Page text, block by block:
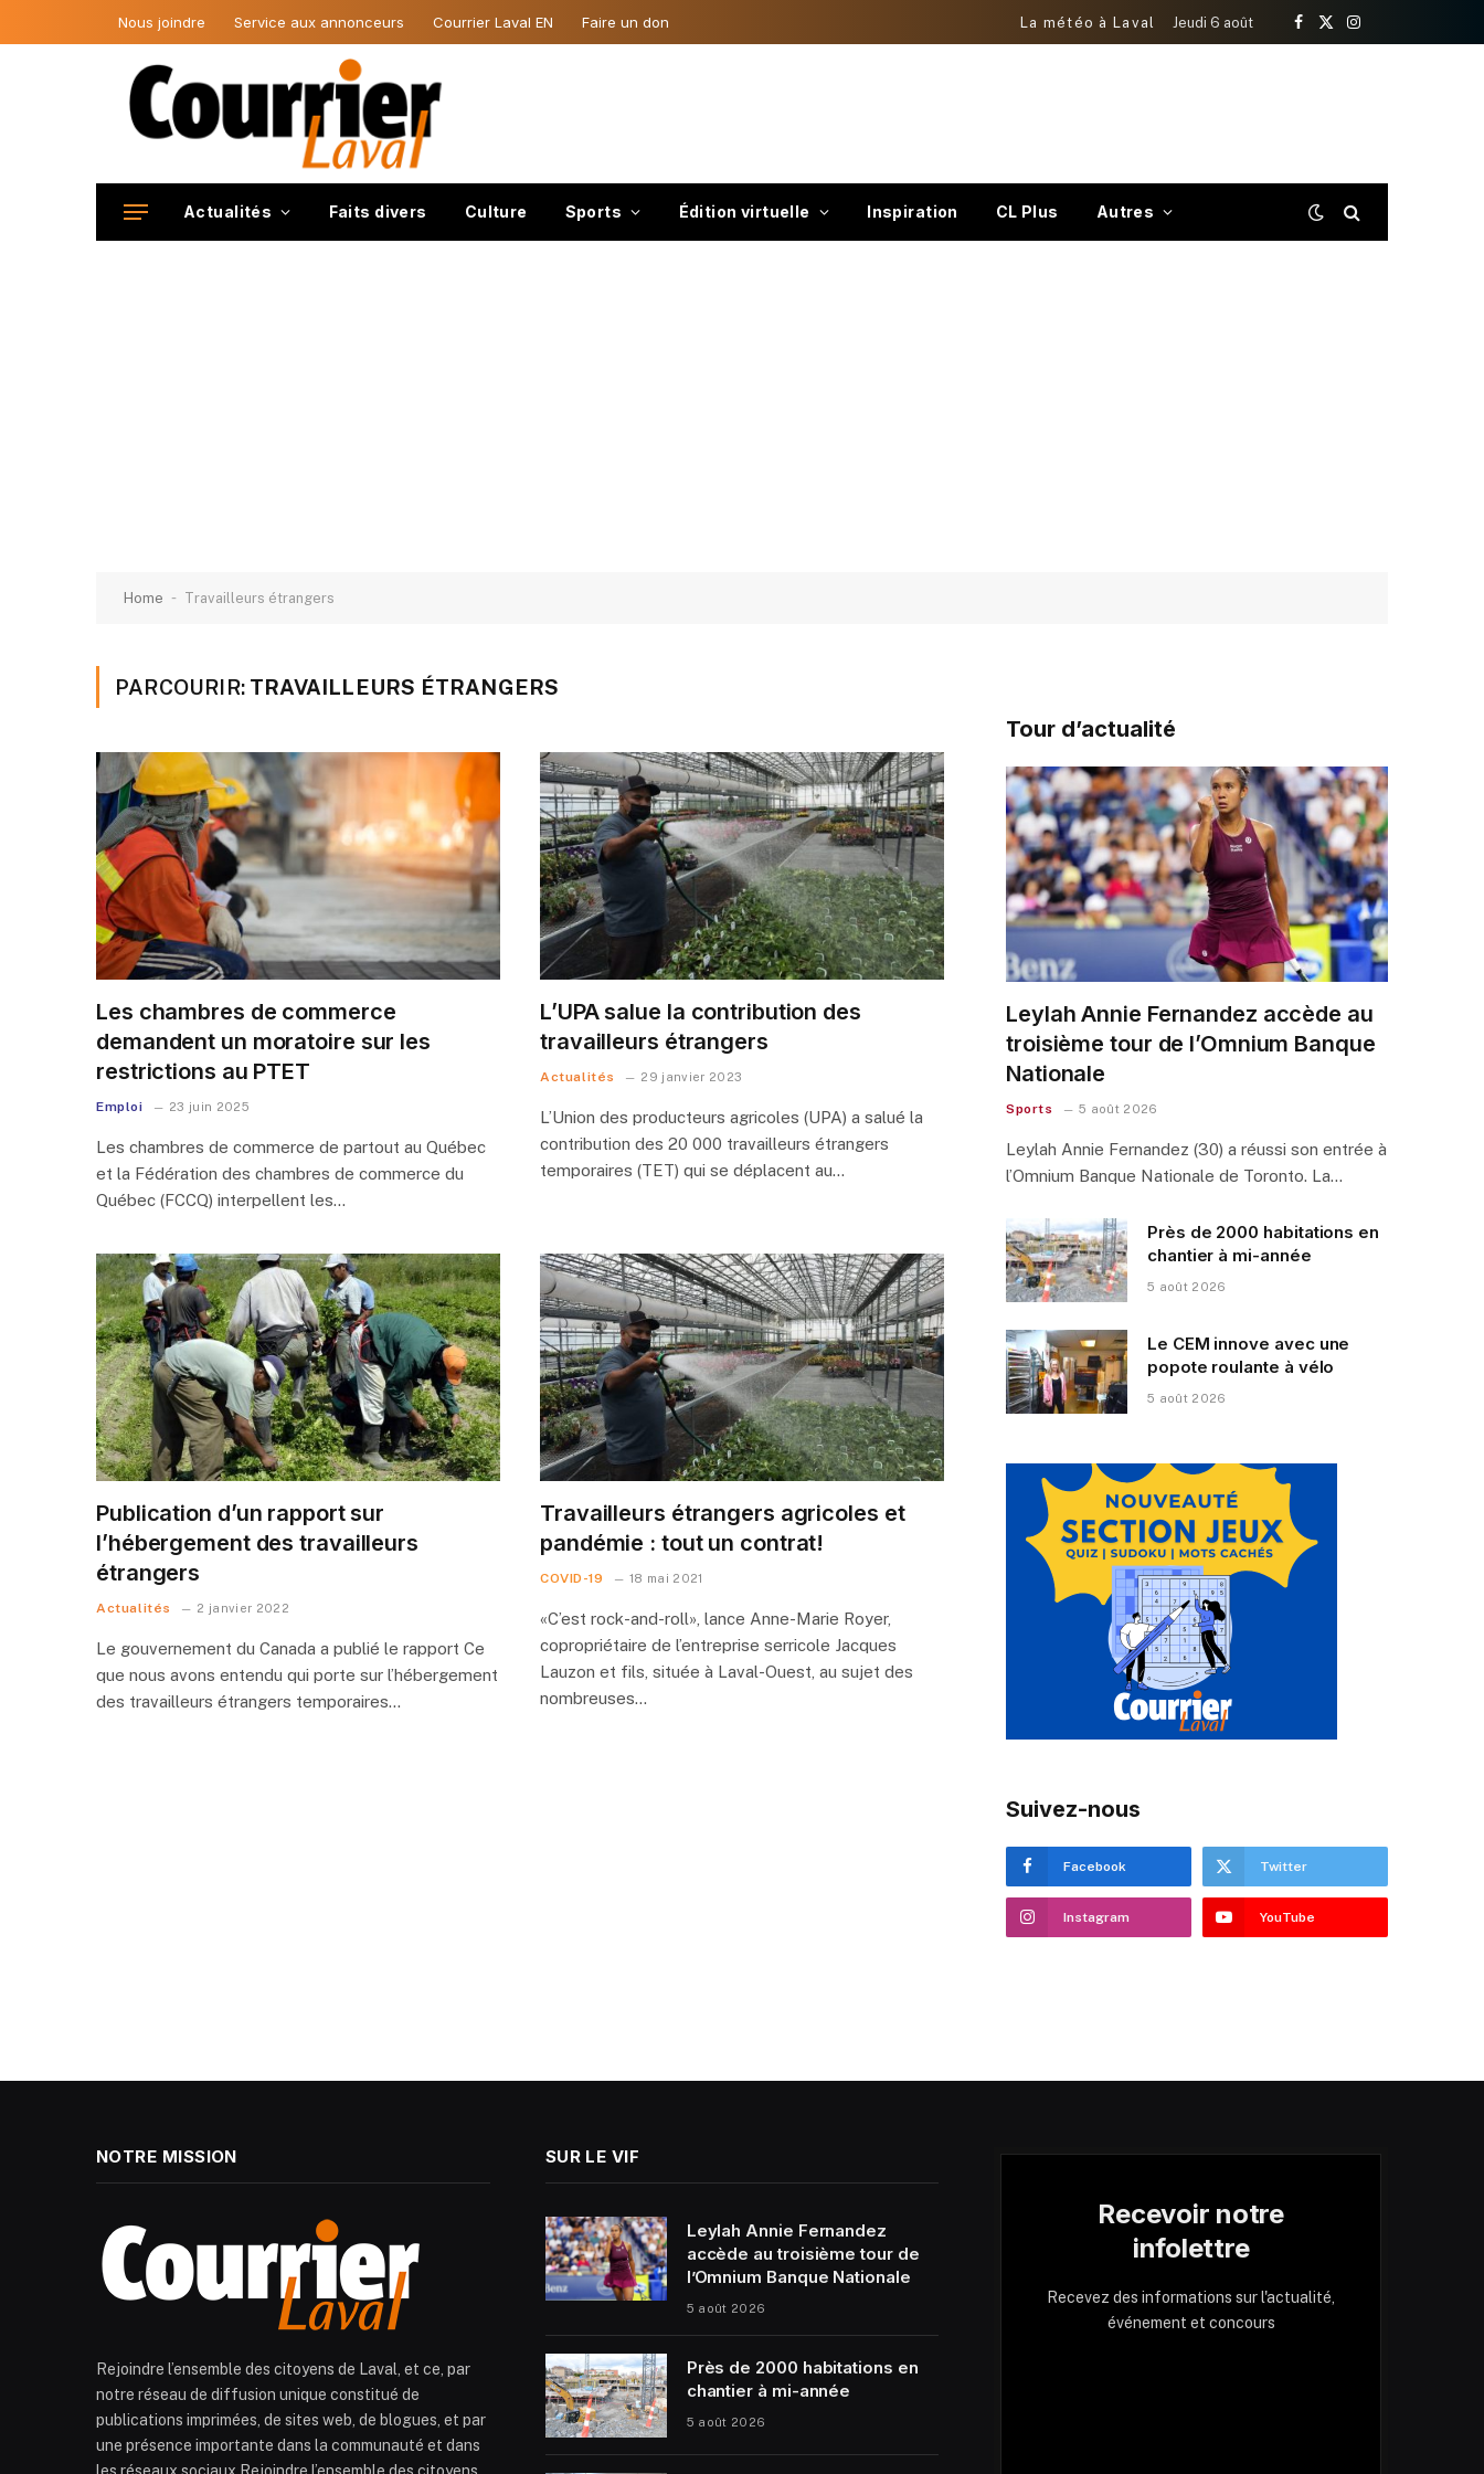
Nous joindre Service aux annonceurs Courrier Laval EN Faire un don La météo à Laval Jeudi 6 août
Facebook
X
Instagram
Actualités Faits divers Culture Sports Édition virtuelle Inspiration CL Plus Autres
Home - Travailleurs étrangers
PARCOURIR: TRAVAILLEURS ÉTRANGERS
Les chambres de commerce
demandent un moratoire sur les
restrictions au PTET
Emploi 23 juin 2025
Les chambres de commerce de partout au Québec
et la Fédération des chambres de commerce du
Québec (FCCQ) interpellent les…
L’UPA salue la contribution des
travailleurs étrangers
Actualités 29 janvier 2023
L’Union des producteurs agricoles (UPA) a salué la
contribution des 20 000 travailleurs étrangers
temporaires (TET) qui se déplacent au…
Publication d’un rapport sur
l’hébergement des travailleurs
étrangers
Actualités 2 janvier 2022
Le gouvernement du Canada a publié le rapport Ce
que nous avons entendu qui porte sur l’hébergement
des travailleurs étrangers temporaires…
Travailleurs étrangers agricoles et
pandémie : tout un contrat!
COVID-19 18 mai 2021
«C’est rock-and-roll», lance Anne-Marie Royer,
copropriétaire de l’entreprise serricole Jacques
Lauzon et fils, située à Laval-Ouest, au sujet des
nombreuses…
Tour d’actualité
Leylah Annie Fernandez accède au
troisième tour de l’Omnium Banque
Nationale
Sports 5 août 2026
Leylah Annie Fernandez (30) a réussi son entrée à
l’Omnium Banque Nationale de Toronto. La…
Près de 2000 habitations en
chantier à mi-année
5 août 2026
Le CEM innove avec une
popote roulante à vélo
5 août 2026
Suivez-nous
Facebook Twitter
Instagram YouTube
NOTRE MISSION
Rejoindre l’ensemble des citoyens de Laval, et ce, par
notre réseau de diffusion unique constitué de
publications imprimées, de sites web, de blogues, et par
une présence importante dans la communauté et dans
les réseaux sociaux.Rejoindre l’ensemble des citoyens
SUR LE VIF
Leylah Annie Fernandez
accède au troisième tour de
l’Omnium Banque Nationale
5 août 2026
Près de 2000 habitations en
chantier à mi-année
5 août 2026
Recevoir notre
infolettre
Recevez des informations sur l'actualité,
événement et concours